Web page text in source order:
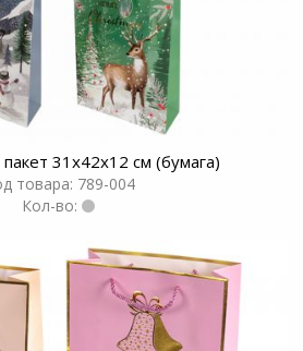
31х42х12 см (бумага)
товара: 789-004
Кол-во: